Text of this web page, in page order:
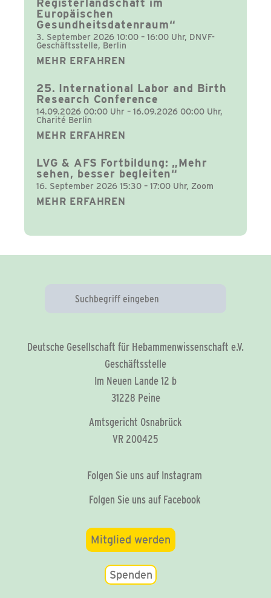
Registerlandschaft im
Europäischen
Gesundheitsdatenraum“
3. September 2026 10:00 – 16:00 Uhr, DNVF-
Geschäftsstelle, Berlin
MEHR ERFAHREN
25. International Labor and Birth
Research Conference
14.09.2026 00:00 Uhr – 16.09.2026 00:00 Uhr,
Charité Berlin
MEHR ERFAHREN
LVG & AFS Fortbildung: „Mehr
sehen, besser begleiten“
16. September 2026 15:30 – 17:00 Uhr, Zoom
MEHR ERFAHREN
Deutsche Gesellschaft für Hebammenwissenschaft e.V.
Geschäftsstelle
Im Neuen Lande 12 b
31228 Peine
Amtsgericht Osnabrück
VR 200425
Folgen Sie uns auf Instagram
Folgen Sie uns auf Facebook
Mitglied werden
Spenden